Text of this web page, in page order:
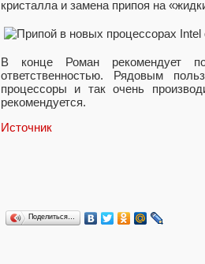
кристалла и замена припоя на
В конце Роман рекомендует
ответственностью. Рядовым
процессоры и так очень
рекомендуется.
Источник
Поделиться…